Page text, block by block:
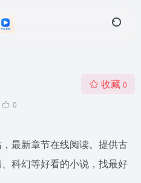
0
收藏 0
最新章节在线阅读。提供古
科幻等好看的小说，找最好